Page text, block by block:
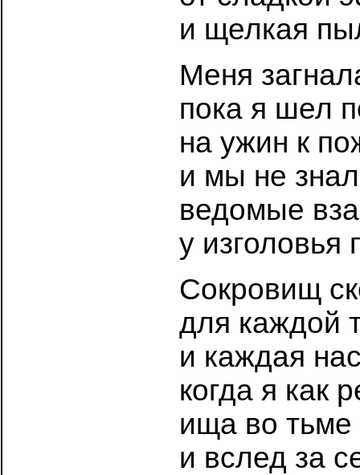
и щелкая
Меня
пока я шел
на ужин к
и мы не
ведомые
у изголовья
Сокровищ
для каждой
и каждая
когда я как
ища во
и вслед за